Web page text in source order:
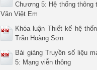
Chương 5: Hệ thống thông
Văn Việt Em
Khóa luận Thiết kế hệ
Trần Hoàng Sơn
Bài giảng Truyền số liệu
5: Mạng viễn thông